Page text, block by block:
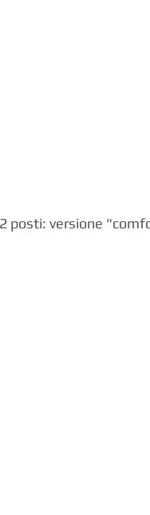
2 posti: versione